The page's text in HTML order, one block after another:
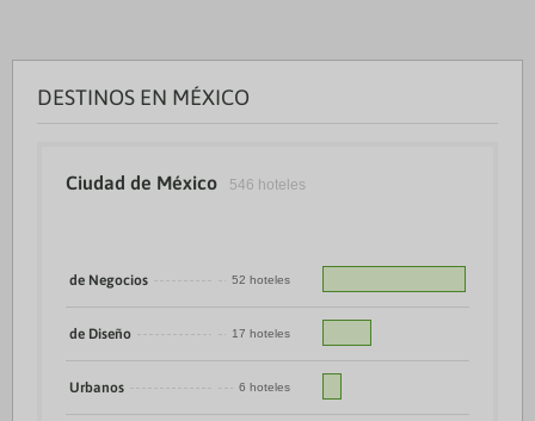
DESTINOS EN MÉXICO
Ciudad de México 546 hoteles
de Negocios 52 hoteles
de Diseño 17 hoteles
Urbanos 6 hoteles